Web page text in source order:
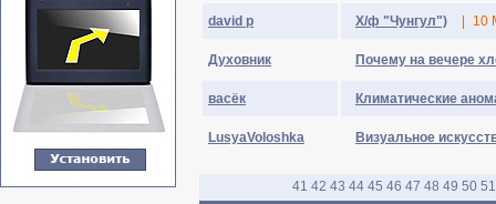
david p Х/ф "Чунгул") 10
Духовник Почему на вечере
васёк Климатические
LusyaVoloshka Визуальное
41 42 43 44 45 46 47 48 49 50 51